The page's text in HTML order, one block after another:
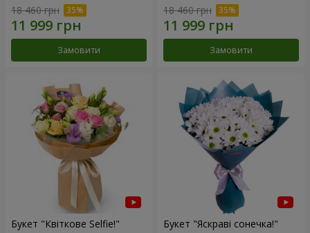
18 460 грн
Замовити
18 460 грн
Замовити
Букет "Квіткове Selfie!" Букет "Яскраві сонечка!"